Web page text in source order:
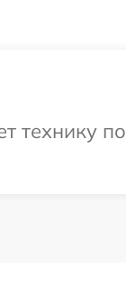
технику